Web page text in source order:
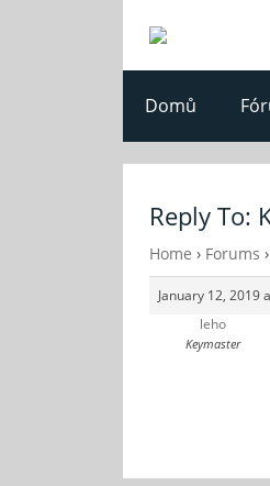
Domů
Reply To:
Home › Forums ›
January 12, 2019
leho
Keymaster